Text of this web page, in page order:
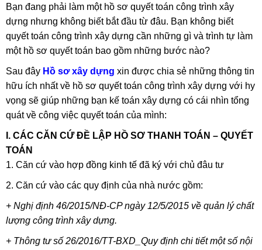
Bạn đang phải làm một hồ sơ quyết toán công trình xây
dựng nhưng không biết bắt đầu từ đâu. Bạn không biết
quyết toán công trình xây dựng cần những gì và trình tự làm
một hồ sơ quyết toán bao gồm những bước nào?
Sau đây Hồ sơ xây dựng xin được chia sẻ những thông tin
hữu ích nhất về hồ sơ quyết toán công trình xây dựng với hy
vọng sẽ giúp những bạn kế toán xây dựng có cái nhìn tổng
quát về công việc quyết toán của mình:
I. CÁC CĂN CỨ ĐỀ LẬP HỒ SƠ THANH TOÁN – QUYẾT
TOÁN
1. Căn cứ vào hợp đồng kinh tế đã ký với chủ đâu tư
2. Căn cứ vào các quy định của nhà nước gồm:
+ Nghị định 46/2015/NĐ-CP ngày 12/5/2015 về quản lý chất
lượng công trình xây dựng.
+ Thông tư số 26/2016/TT-BXD_Quy định chi tiết một số nội